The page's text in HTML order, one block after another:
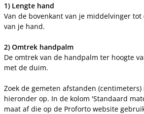
1) Lengte hand
Van de bovenkant van je middelvinger
van je hand.
2) Omtrek handpalm
De omtrek van de handpalm ter hoogte
met de duim.
Zoek de gemeten afstanden
hieronder op. In de kolom 'Standaard
maat af die op de Proforto website